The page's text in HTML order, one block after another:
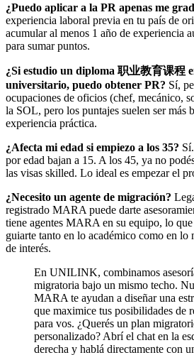
¿Puedo aplicar a la PR apenas me
experiencia laboral previa en tu país de
acumular al menos 1 año de experiencia
para sumar puntos.
¿Si estudio un diploma 职业教育课程
universitario, puedo obtener PR? Sí,
ocupaciones de oficios (chef, mecánico,
la SOL, pero los puntajes suelen ser más
experiencia práctica.
¿Afecta mi edad si empiezo a los 35?
por edad bajan a 15. A los 45, ya no
las visas skilled. Lo ideal es empezar el
¿Necesito un agente de migración?
registrado MARA puede darte
tiene agentes MARA en su equipo, lo
guiarte tanto en lo académico como en
de interés.
En UNILINK, combinamos
migratoria bajo un mismo techo.
MARA te ayudan a diseñar una
que maximice tus posibilidades de
para vos. ¿Querés un plan
personalizado? Abrí el chat en la
derecha y hablá directamente con